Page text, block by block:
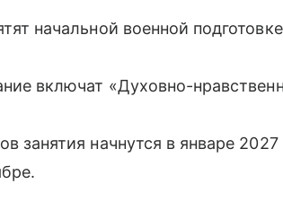
начальной военной
включат «Духовно-
занятия начнутся в январе